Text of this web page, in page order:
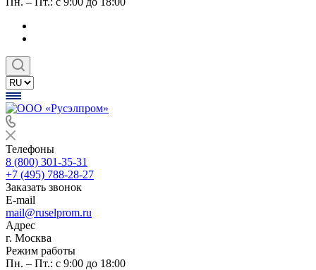
Телефоны
8 (800) 301-35-31
+7 (495) 788-28-27
Заказать звонок
E-mail
mail@ruselprom.ru
Адрес
г. Москва
Режим работы
Пн. – Пт.: с 9:00 до 18:00